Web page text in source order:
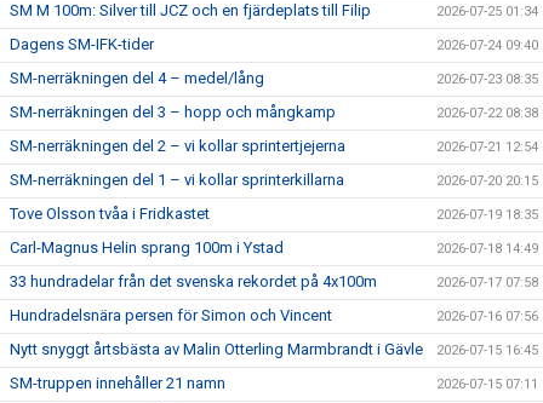
SM M 100m: Silver till JCZ och en fjärdeplats till Filip 2026-07-25 01:34
Dagens SM-IFK-tider 2026-07-24 09:40
SM-nerräkningen del 4 – medel/lång 2026-07-23 08:35
SM-nerräkningen del 3 – hopp och mångkamp 2026-07-22 08:38
SM-nerräkningen del 2 – vi kollar sprintertjejerna 2026-07-21 12:54
SM-nerräkningen del 1 – vi kollar sprinterkillarna 2026-07-20 20:15
Tove Olsson tvåa i Fridkastet 2026-07-19 18:35
Carl-Magnus Helin sprang 100m i Ystad 2026-07-18 14:49
33 hundradelar från det svenska rekordet på 4x100m 2026-07-17 07:58
Hundradelsnära persen för Simon och Vincent 2026-07-16 07:56
Nytt snyggt årtsbästa av Malin Otterling Marmbrandt i Gävle 2026-07-15 16:45
SM-truppen innehåller 21 namn 2026-07-15 07:11